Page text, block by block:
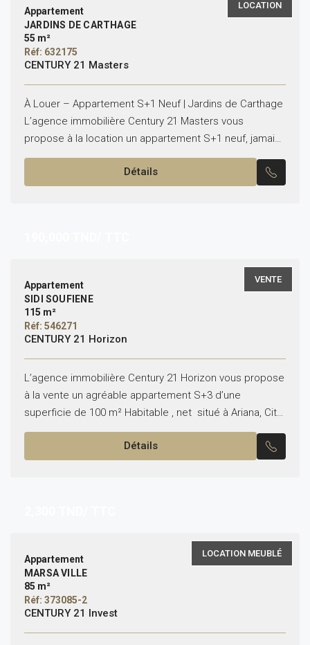
LOCATION
Appartement
JARDINS DE CARTHAGE
55 m²
Réf: 632175
CENTURY 21 Masters
À Louer – Appartement S+1 Neuf | Jardins de Carthage
L’agence immobilière Century 21 Masters vous
propose à la location un appartement S+1 neuf, jamais
habité, d’une superficie de 55 m², situé...
Détails
VENTE
Appartement
SIDI SOUFIENE
115 m²
Réf: 546271
CENTURY 21 Horizon
L’agence immobilière Century 21 Horizon vous propose
à la vente un agréable appartement S+3 d’une
superficie de 100 m² Habitable , net situé à Ariana, Cité
Essaha, dans un quartier résidentiel et...
Détails
LOCATION MEUBLÉ
Appartement
MARSA VILLE
85 m²
Réf: 373085-2
CENTURY 21 Invest